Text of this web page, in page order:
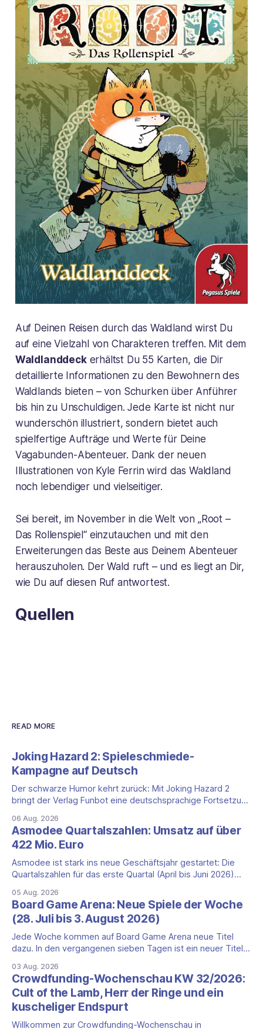
Auf Deinen Reisen durch das Waldland wirst Du
auf eine Vielzahl von Charakteren treffen. Mit dem
Waldlanddeckerhältst Du 55 Karten, die Dir
detaillierte Informationen zu den Bewohnern des
Waldlands bieten – von Schurken über Anführer
bis hin zu Unschuldigen. Jede Karte ist nicht nur
wunderschön illustriert, sondern bietet auch
spielfertige Aufträge und Werte für Deine
Vagabunden-Abenteuer. Dank der neuen
Illustrationen von Kyle Ferrin wird das Waldland
noch lebendiger und vielseitiger.
Sei bereit, im November in die Welt von „Root –
Das Rollenspiel“ einzutauchen und mit den
Erweiterungen das Beste aus Deinem Abenteuer
herauszuholen. Der Wald ruft – und es liegt an Dir,
wie Du auf diesen Ruf antwortest.
Quellen
READ MORE
Joking Hazard 2: Spieleschmiede-
Kampagne auf Deutsch
Der schwarze Humor kehrt zurück: Mit Joking Hazard 2
bringt der Verlag Funbot eine deutschsprachige Fortsetzung
Happiness (Explosm) auf die Spieleschmiede. Wir ordnen
ein, was die Kampagne unter dem Motto „Die fiesen
Comics sind zurück!" bietet und wo sie schweigt.
06 Aug. 2026
Asmodee Quartalszahlen: Umsatz auf über
422 Mio. Euro
Asmodee ist stark ins neue Geschäftsjahr gestartet: Die
Quartalszahlen für das erste Quartal (April bis Juni 2026)
Prozent auf 422,1 Millionen Euro. Getragen wird das
Wachstum weiter von den Sammelkartenspielen, doch
erstmals seit Monaten zeigt auch das klassische
Brettspielgeschäft wieder
05 Aug. 2026
Board Game Arena: Neue Spiele der Woche
(28. Juli bis 3. August 2026)
Jede Woche kommen auf Board Game Arena neue Titel
dazu. In den vergangenen sieben Tagen ist ein neuer Titel
bekanntesten kooperativen Zombiespiele. Wir stellen dir
den Neuzugang mit seinen Eckdaten vor. Zombicide: 2nd
Edition: kooperatives Überleben gegen Zombiehorden Mit
Zombicide: 2nd
03 Aug. 2026
Crowdfunding-Wochenschau KW 32/2026:
Cult of the Lamb, Herr der Ringe und ein
kuscheliger Endspurt
Willkommen zur Crowdfunding-Wochenschau in